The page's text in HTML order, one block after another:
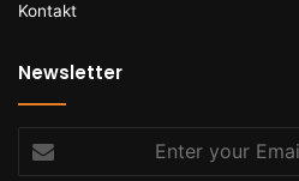
Kontakt
Newsletter
your